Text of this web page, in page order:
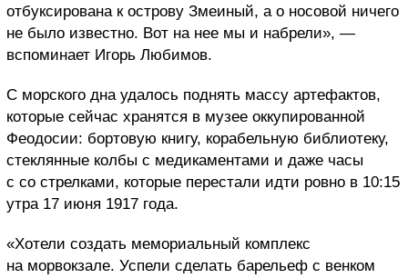
отбуксирована к острову Змеиный, а о носовой ничего
не было известно. Вот на нее мы и набрели», —
вспоминает Игорь Любимов.
С морского дна удалось поднять массу артефактов,
которые сейчас хранятся в музее оккупированной
Феодосии: бортовую книгу, корабельную библиотеку,
стеклянные колбы с медикаментами и даже часы
с со стрелками, которые перестали идти ровно в 10:15
утра 17 июня 1917 года.
«Хотели создать мемориальный комплекс
на морвокзале. Успели сделать барельеф с венком